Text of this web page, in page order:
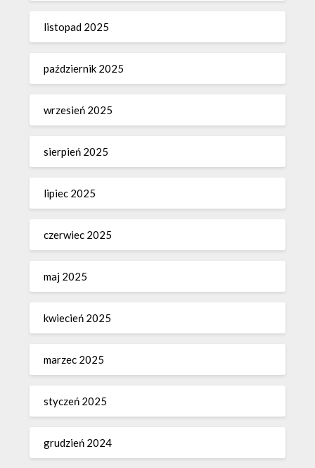
listopad 2025
październik 2025
wrzesień 2025
sierpień 2025
lipiec 2025
czerwiec 2025
maj 2025
kwiecień 2025
marzec 2025
styczeń 2025
grudzień 2024